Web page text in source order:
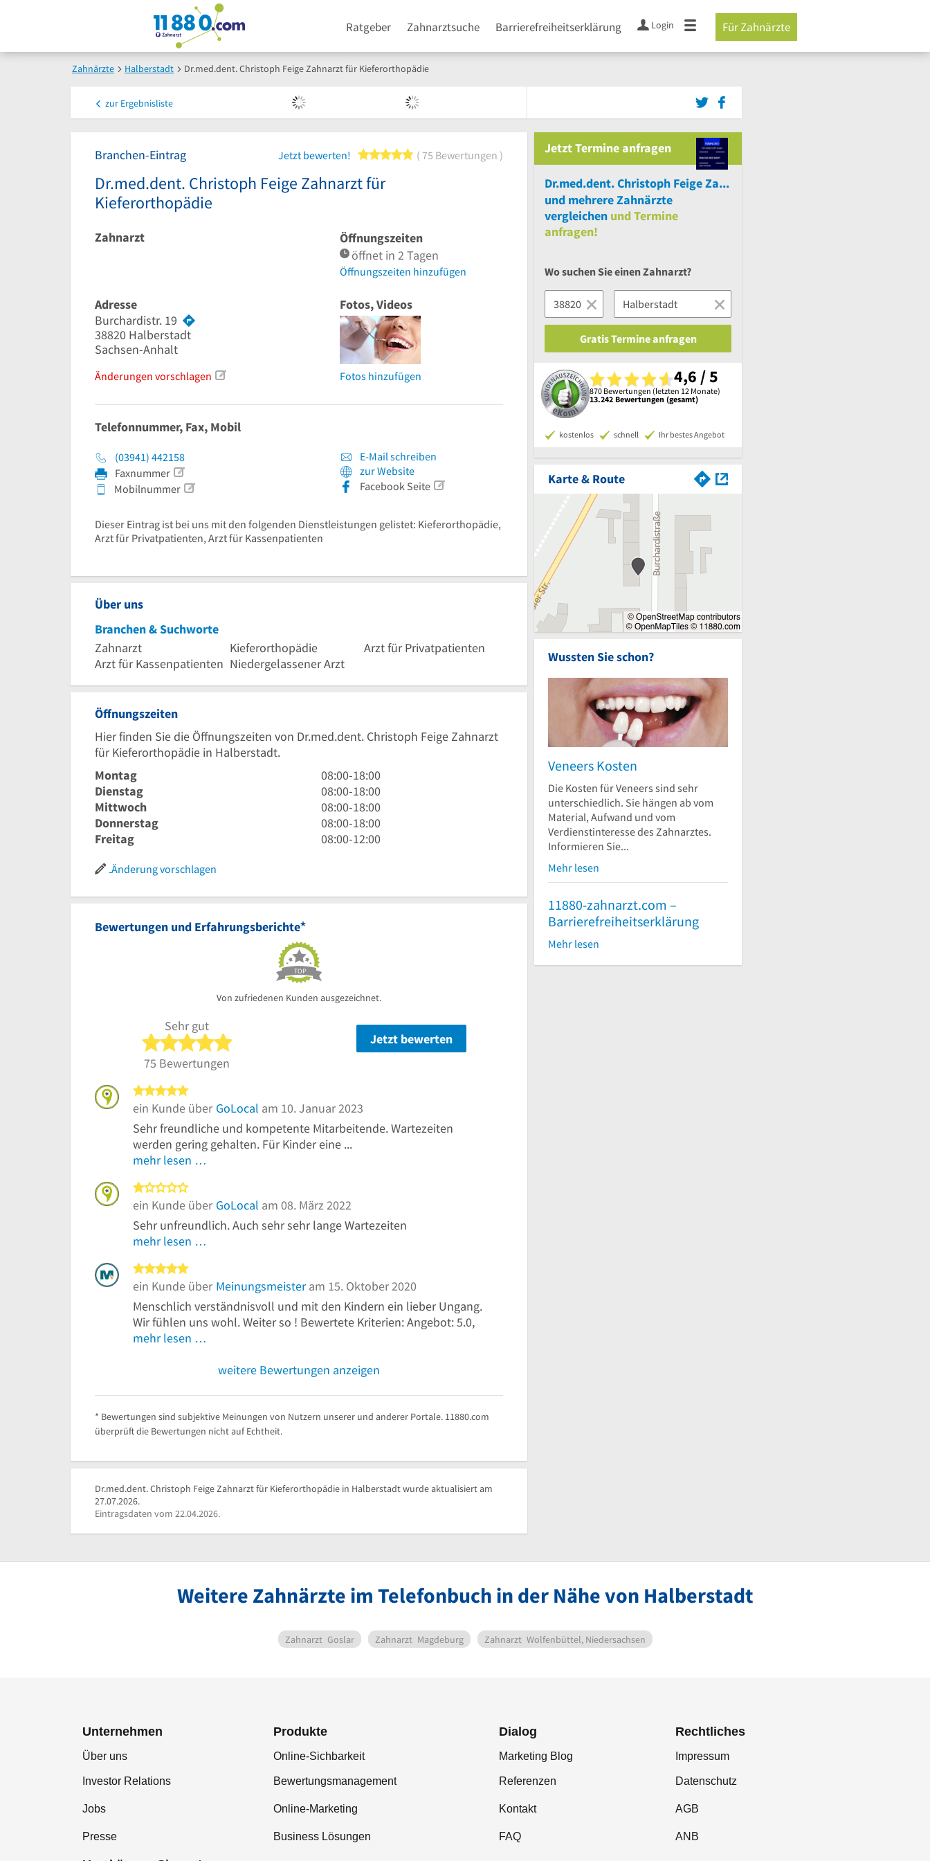
Ratgeber Zahnarztsuche Barrierefreiheitserklärung Login Für Zahnärzte
Zahnärzte Halberstadt Dr.med.dent. Christoph Feige Zahnarzt für Kieferorthopädie
zur Ergebnisliste
Branchen-Eintrag Jetzt bewerten! 5 von 5 Sternen
75 Bewertungen
Dr.med.dent. Christoph Feige Zahnarzt für
Kieferorthopädie
Zahnarzt
Öffnungszeiten
öffnet in 2 Tagen
Öffnungszeiten hinzufügen
Adresse
Burchardistr. 19
38820 Halberstadt
Sachsen-Anhalt
Änderungen vorschlagen
Fotos, Videos
Fotos hinzufügen
Telefonnummer, Fax, Mobil
(03941) 442158
Faxnummer
Mobilnummer
E-Mail schreiben
zur Website
Facebook Seite
Dieser Eintrag ist bei uns mit den folgenden Dienstleistungen gelistet: Kieferorthopädie,
Arzt für Privatpatienten, Arzt für Kassenpatienten
Über uns
Branchen & Suchworte
Zahnarzt
Kieferorthopädie
Arzt für Privatpatienten
Arzt für Kassenpatienten Niedergelassener Arzt
Öffnungszeiten
Hier finden Sie die Öffnungszeiten von Dr.med.dent. Christoph Feige Zahnarzt
für Kieferorthopädie in Halberstadt.
Montag
8
Uhr
bis
18
Uhr
08:00-18:00
Dienstag
8
Uhr
bis
18
08:00-18:00
Mittwoch
8
Uhr
bis
08:00-18:00
Donnerstag
8
Uhr
08:00-18:00
Freitag
8
Uhr
08:00-12:00
Änderung vorschlagen
Bewertungen und Erfahrungsberichte*
TOP
Von zufriedenen Kunden ausgezeichnet.
Sehr gut
5 von 5 Sternen
75 Bewertungen
Jetzt bewerten
ein Kunde über GoLocal am 10. Januar 2023
Sehr freundliche und kompetente Mitarbeitende. Wartezeiten
werden gering gehalten. Für Kinder eine ...
mehr lesen …
ein Kunde über GoLocal am 08. März 2022
Sehr unfreundlich. Auch sehr sehr lange Wartezeiten
mehr lesen …
ein Kunde über Meinungsmeisteram 15. Oktober 2020
Menschlich verständnisvoll und mit den Kindern ein lieber Ungang.
Wir fühlen uns wohl. Weiter so ! Bewertete Kriterien: Angebot: 5.0,
mehr lesen …
weitere Bewertungen anzeigen
* Bewertungen sind subjektive Meinungen von Nutzern unserer und anderer Portale. 11880.com
überprüft die Bewertungen nicht auf Echtheit.
Dr.med.dent. Christoph Feige Zahnarzt für Kieferorthopädie in Halberstadt wurde aktualisiert am
27.07.2026.
Eintragsdaten vom 22.04.2026.
JetztTermine anfragen
Dr.med.dent. Christoph Feige Zahnarzt für Kieferorthopädie
und mehrereZahnärzte
vergleichen undTermine
anfragen!
Wo suchen Sie einen Zahnarzt?
Gratis Termine anfragen
4,6 / 5
870 Bewertungen (letzten 12 Monate)
13.242 Bewertungen (gesamt)
kostenlos schnell Ihr bestes Angebot
Karte & Route
Wussten Sie schon?
Veneers Kosten
Die Kosten für Veneers sind sehr
unterschiedlich. Sie hängen ab vom
Material, Aufwand und vom
Verdienstinteresse des Zahnarztes.
Informieren Sie...
Mehr lesen
11880-zahnarzt.com –
Barrierefreiheitserklärung
Mehr lesen
Weitere Zahnärzte im Telefonbuch in der Nähe von Halberstadt
Zahnarzt Goslar Zahnarzt Magdeburg Zahnarzt Wolfenbüttel, Niedersachsen
Unternehmen
Über uns
Investor Relations
Jobs
Presse
Produkte
Online-Sichbarkeit
Bewertungsmanagement
Online-Marketing
Business Lösungen
Dialog
Marketing Blog
Referenzen
Kontakt
FAQ
Rechtliches
Impressum
Datenschutz
AGB
ANB